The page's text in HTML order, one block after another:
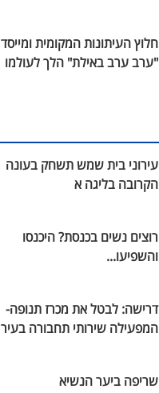
חלוץ העיתונות המקומית ומייסד
"ערב ערב באילת" הלך לעולמו
עירוני בית שמש תשחק בעונה
הקרובה בליגה א
רוצים נשים בכנסת? היכנסו
והשפיעו...
דרישה: לבטל את מכרז תנופה-
המפעילה שירותי תחבורה בעיר
שריפה ביער הנשיא